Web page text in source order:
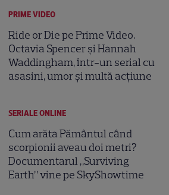
PRIME VIDEO
Ride or Die pe Prime Video.
Octavia Spencer și Hannah
Waddingham, într-un serial cu
asasini, umor și multă acțiune
SERIALE ONLINE
Cum arăta Pământul când
scorpionii aveau doi metri?
Documentarul „Surviving
Earth” vine pe SkyShowtime